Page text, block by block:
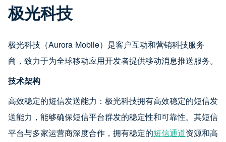
极光科技
极光科技（Aurora Mobile）是客户互动和营销科技服务
商，致力于为全球移动应用开发者提供移动消息推送服务。
技术架构
高效稳定的短信发送能力：极光科技拥有高效稳定的短信发
送能力，能够确保短信平台群发的稳定性和可靠性。其短信
平台与多家运营商深度合作，拥有稳定的短信通道资源和高